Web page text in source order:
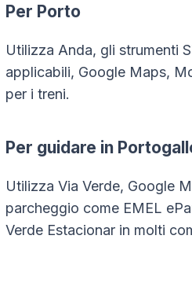
Per Porto
Utilizza Anda, gli strumenti
applicabili, Google Maps,
per i treni.
Per guidare in
Utilizza Via Verde, Google
parcheggio come EMEL
Verde Estacionar in molti